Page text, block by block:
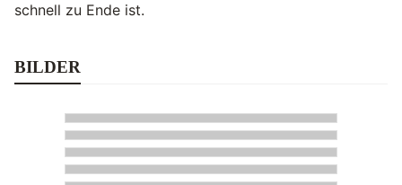
schnell zu Ende ist.
BILDER